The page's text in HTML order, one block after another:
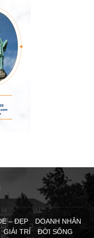
– ĐẸP
DOANH NHÂN
GIẢI TRÍ
ĐỜI SỐNG